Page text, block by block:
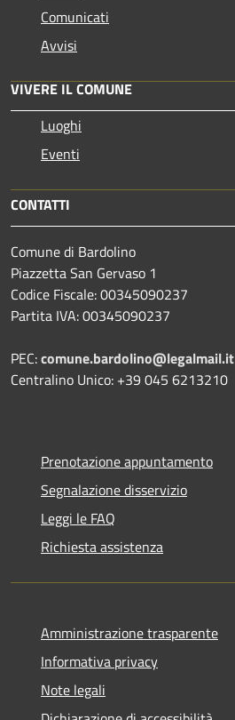
Comunicati
Avvisi
VIVERE IL COMUNE
Luoghi
Eventi
CONTATTI
Comune di Bardolino
Piazzetta San Gervaso 1
Codice Fiscale: 00345090237
Partita IVA: 00345090237
PEC:comune.bardolino@legalmail.it
Centralino Unico: +39 045 6213210
Prenotazione appuntamento
Segnalazione disservizio
Leggi le FAQ
Richiesta assistenza
Amministrazione trasparente
Informativa privacy
Note legali